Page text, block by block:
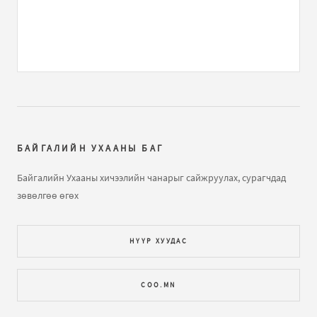
Далайн татралт түрэлт Зочин:
ч харагдахгүй байна
Газарзүйн хичээл "Газарзүйн зургийн тусгаг,
бичлэгт Зочин:Bi hicheelee hiih gsn
yma tgd ta nda gajiltiin tuhai tailbar oruuld ogooch
ЕШ-ФИЗИК 2009 В2 хувилбар хариутайгаабичлэгт
БАЙГАЛИЙН УХААНЫ БАГ
Байгалийн Ухааны хичээлийн чанарыг сайжруулах, сурагчдад
зөвөлгөө өгөх
НҮҮР ХУУДАС
COO.MN